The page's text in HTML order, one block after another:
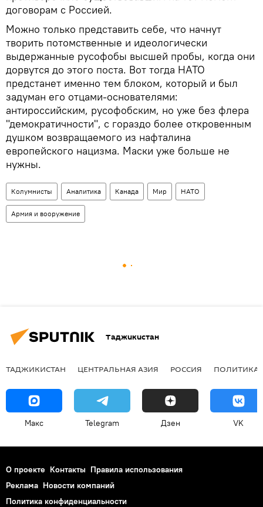
договорам с Россией.
Можно только представить себе, что начнут
творить потомственные и идеологически
выдержанные русофобы высшей пробы, когда они
дорвутся до этого поста. Вот тогда НАТО
предстанет именно тем блоком, который и был
задуман его отцами-основателями:
антироссийским, русофобским, но уже без флера
"демократичности", с гораздо более откровенным
душком возвращаемого из нафталина
европейского нацизма. Маски уже больше не
нужны.
Колумнисты Аналитика Канада Мир НАТО
Армия и вооружение
Таджикистан
ТАДЖИКИСТАН ЦЕНТРАЛЬНАЯ АЗИЯ РОССИЯ ПОЛИТИКА
Макс Telegram Дзен VK
О проекте Контакты Правила использования
Реклама Новости компаний
Политика конфиденциальности